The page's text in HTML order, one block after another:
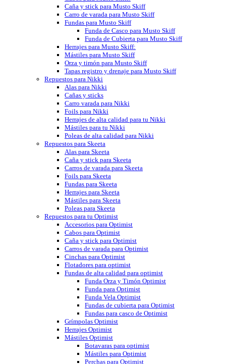
Caña y stick para Musto Skiff
Carro de varada para Musto Skiff
Fundas para Musto Skiff
Funda de Casco para Musto Skiff
Funda de Cubierta para Musto Skiff
Herrajes para Musto Skiff:
Mástiles para Musto Skiff
Orza y timón para Musto Skiff
Tapas registro y drenaje para Musto Skiff
Repuestos para Nikki
Alas para Nikki
Cañas y sticks
Carro varada para Nikki
Foils para Nikki
Herrajes de alta calidad para tu Nikki
Mástiles para tu Nikki
Poleas de alta calidad para Nikki
Repuestos para Skeeta
Alas para Skeeta
Caña y stick para Skeeta
Carros de varada para Skeeta
Foils para Skeeta
Fundas para Skeeta
Herrajes para Skeeta
Mástiles para Skeeta
Poleas para Skeeta
Repuestos para tu Optimist
Accesorios para Optimist
Cabos para Optimist
Caña y stick para Optimist
Carros de varada para Optimist
Cinchas para Optimist
Flotadores para optimist
Fundas de alta calidad para optimist
Funda Orza y Timón Optimist
Funda para Optimist
Funda Vela Optimist
Fundas de cubierta para Optimist
Fundas para casco de Optimist
Grímpolas Optimist
Herrajes Optimist
Mástiles Optimist
Botavaras para optimist
Mástiles para Optimist
Perchas para Optimist